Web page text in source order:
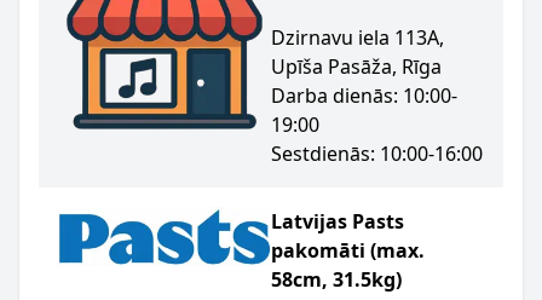
Dzirnavu iela 113A,
Upīša Pasāža, Rīga
Darba dienās: 10:00-
19:00
Sestdienās: 10:00-16:00
Latvijas Pasts
pakomāti (max.
58cm, 31.5kg)